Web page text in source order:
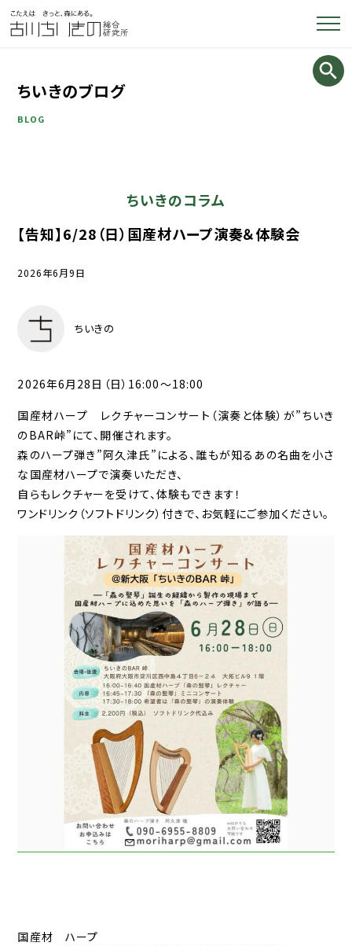
ちいきのブログ
BLOG
ちいきのコラム
【告知】6/28（日）国産材ハープ演奏＆体験会
2026年6月9日
ちいきの
2026年6月28日（日）16:00～18:00
国産材ハープ レクチャーコンサート（演奏と体験）が”ちいき
のBAR峠”にて、開催されます。
森のハープ弾き”阿久津氏”による、誰もが知るあの名曲を小さ
な国産材ハープで演奏いただき、
自らもレクチャーを受けて、体験もできます！
ワンドリンク（ソフトドリンク）付きで、お気軽にご参加ください。
国産材 ハープ